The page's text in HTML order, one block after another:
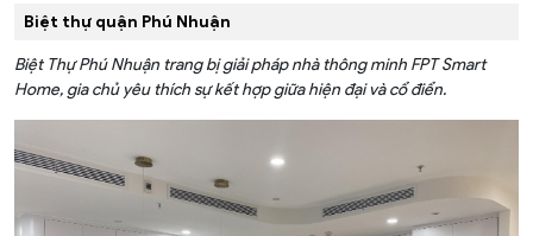
Biệt thự quận Phú Nhuận
Biệt Thự Phú Nhuận trang bị giải pháp nhà thông minh FPT Smart
Home, gia chủ yêu thích sự kết hợp giữa hiện đại và cổ điển.